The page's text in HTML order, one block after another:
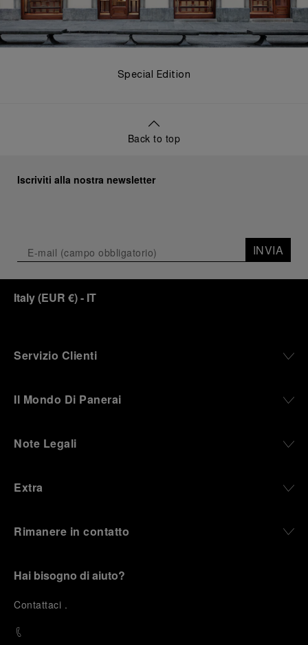
Special Edition
Back to top
Iscriviti alla nostra newsletter
INVIA
Italy(EUR €)- IT
Servizio Clienti
Il Mondo Di Panerai
Note Legali
Extra
Rimanere in contatto
Hai bisogno di aiuto?
Contattaci .